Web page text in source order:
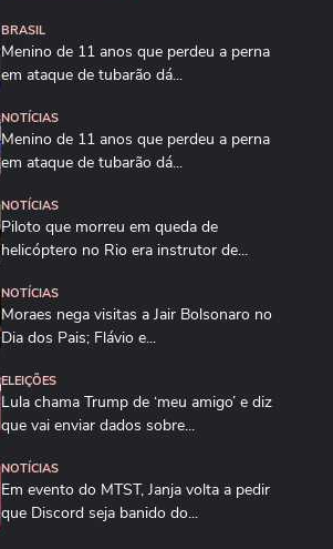
BRASIL
Menino de 11 anos que perdeu a perna
em ataque de tubarão dá...
NOTÍCIAS
Menino de 11 anos que perdeu a perna
em ataque de tubarão dá...
NOTÍCIAS
Piloto que morreu em queda de
helicóptero no Rio era instrutor de...
NOTÍCIAS
Moraes nega visitas a Jair Bolsonaro no
Dia dos Pais; Flávio e...
ELEIÇÕES
Lula chama Trump de ‘meu amigo’ e diz
que vai enviar dados sobre...
NOTÍCIAS
Em evento do MTST, Janja volta a pedir
que Discord seja banido do...